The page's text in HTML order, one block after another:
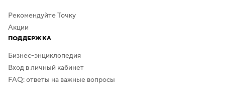
Рекомендуйте Точку
Акции
ПОДДЕРЖКА
Бизнес-энциклопедия
Вход в личный кабинет
FAQ: ответы на важные вопросы